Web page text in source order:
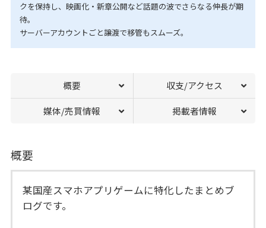
クを保持し、映画化・新章公開など話題の波でさらなる伸長が期
待。
サーバーアカウントごと譲渡で移管もスムーズ。
概要 収支/アクセス
媒体/売買情報 掲載者情報
概要
某国産スマホアプリゲームに特化したまとめブ
ログです。